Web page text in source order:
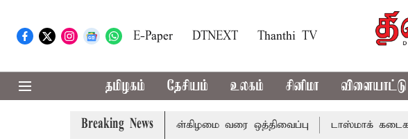
E-Paper DTNEXT Thanthi TV
தமிழகம் தேசியம் உலகம் சினிமா விளையாட்டு
Breaking News
இரு அவைகளுக்கும் திங்கள்கிழமை வரை ஒத்திவைப்பு டாஸ்மாக் கடைகளில்